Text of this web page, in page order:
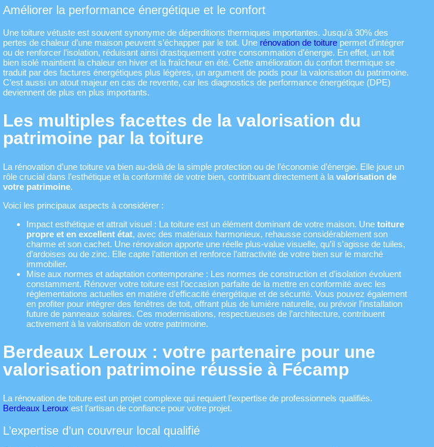
Améliorer la performance énergétique et le confort
Une toiture vétuste est souvent synonyme de déperditions thermiques importantes. Jusqu’à 30% des
pertes de chaleur d’une maison peuvent s’échapper par le toit. Une rénovation de toiturepermet d’intégrer
ou de renforcer l’isolation, réduisant ainsi drastiquement votre consommation d’énergie. En effet, un toit
bien isolé maintient la chaleur en hiver et la fraîcheur en été. Cette amélioration du confort thermique se
traduit par des factures énergétiques plus légères, un argument de poids pour la valorisation du patrimoine.
C’est aussi un atout majeur en cas de revente, car les diagnostics de performance énergétique (DPE)
deviennent de plus en plus importants.
Les multiples facettes de la valorisation du
patrimoine par la toiture
La rénovation d’une toiture va bien au-delà de la simple protection ou de l’économie d’énergie. Elle joue un
rôle crucial dans l’esthétique et la conformité de votre bien, contribuant directement à la valorisation de
votre patrimoine.
Voici les principaux aspects à considérer :
Impact esthétique et attrait visuel : La toiture est un élément dominant de votre maison. Une toiture
propre et en excellent état, avec des matériaux harmonieux, rehausse considérablement son
charme et son cachet. Une rénovation apporte une réelle plus-value visuelle, qu’il s’agisse de tuiles,
d’ardoises ou de zinc. Elle capte l’attention et renforce l’attractivité de votre bien sur le marché
immobilier.
Mise aux normes et adaptation contemporaine : Les normes de construction et d’isolation évoluent
constamment. Rénover votre toiture est l’occasion parfaite de la mettre en conformité avec les
réglementations actuelles en matière d’efficacité énergétique et de sécurité. Vous pouvez également
en profiter pour intégrer des fenêtres de toit, offrant plus de lumière naturelle, ou prévoir l’installation
future de panneaux solaires. Ces modernisations, respectueuses de l’architecture, contribuent
activement à la valorisation de votre patrimoine.
Berdeaux Leroux : votre partenaire pour une
valorisation patrimoine réussie à Fécamp
La rénovation de toiture est un projet complexe qui requiert l’expertise de professionnels qualifiés.
Berdeaux Leroux est l’artisan de confiance pour votre projet.
L’expertise d’un couvreur local qualifié